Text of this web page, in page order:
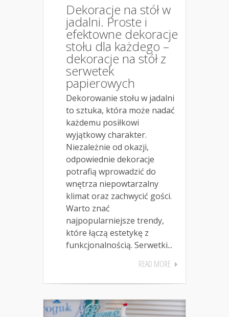
Dekoracje na stół w
jadalni. Proste i
efektowne dekoracje
stołu dla każdego –
dekoracje na stół z
serwetek
papierowych
Dekorowanie stołu w jadalni
to sztuka, która może nadać
każdemu posiłkowi
wyjątkowy charakter.
Niezależnie od okazji,
odpowiednie dekoracje
potrafią wprowadzić do
wnętrza niepowtarzalny
klimat oraz zachwycić gości.
Warto znać
najpopularniejsze trendy,
które łączą estetykę z
funkcjonalnością. Serwetki...
READ MORE